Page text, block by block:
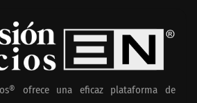
ofrece una eficaz plataforma de